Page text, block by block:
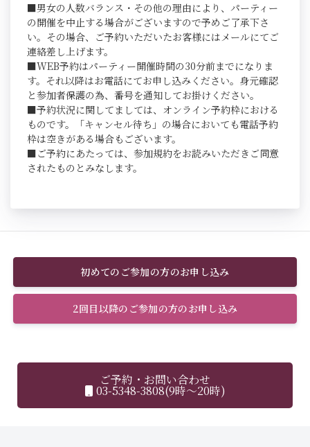
■男女の人数バランス・その他の理由により、パーティー
の開催を中止する場合がございますので予めご了承下さ
い。その場合、ご予約いただいたお客様にはメールにてご
連絡差し上げます。
■WEB予約はパーティー開催時間の30分前までになりま
す。それ以降はお電話にてお申し込みください。身元確認
と参加者保護の為、番号を通知してお掛けください。
■予約状況に関してましては、オンライン予約枠における
ものです。「キャンセル待ち」の場合においても電話予約
枠は空きがある場合もございます。
■ご予約にあたっては、参加規約をお読みいただきご同意
されたものとみなします。
初めてのご参加の方のお申し込み
2回目以降のご参加の方のお申し込み
ご予約・お問い合わせ
03-5348-3808(9時～20時)